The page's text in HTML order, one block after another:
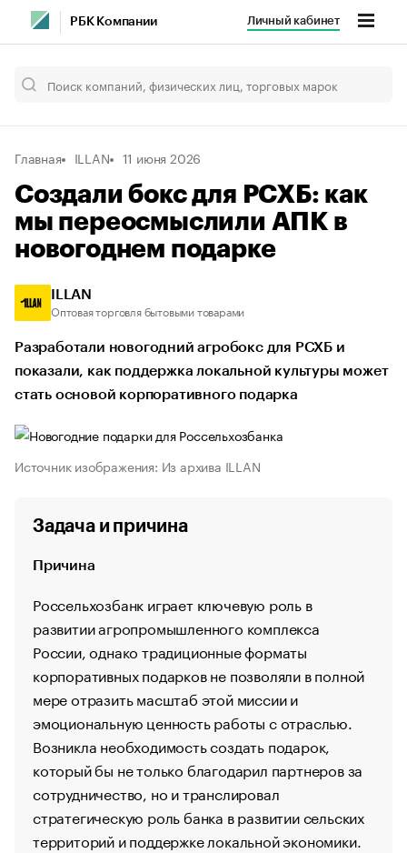
РБК Компании Личный кабинет
Главная ILLAN 11 июня 2026
Создали бокс для РСХБ: как
мы переосмыслили АПК в
новогоднем подарке
ILLAN
Оптовая торговля бытовыми товарами
Разработали новогодний агробокс для РСХБ и
показали, как поддержка локальной культуры может
стать основой корпоративного подарка
Источник изображения: Из архива ILLAN
Задача и причина
Причина
Россельхозбанк играет ключевую роль в
развитии агропромышленного комплекса
России, однако традиционные форматы
корпоративных подарков не позволяли в полной
мере отразить масштаб этой миссии и
эмоциональную ценность работы с отраслью.
Возникла необходимость создать подарок,
который бы не только благодарил партнеров за
сотрудничество, но и транслировал
стратегическую роль банка в развитии сельских
территорий и поддержке локальной экономики.